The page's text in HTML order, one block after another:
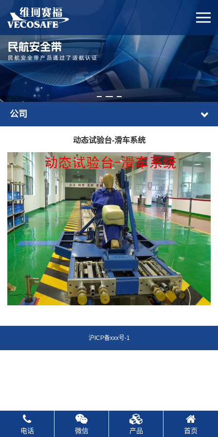
公司
动态试验台-滑车系统
沪ICP备xxx号-1
电话 微信 产品 首页